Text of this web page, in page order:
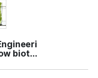
biote